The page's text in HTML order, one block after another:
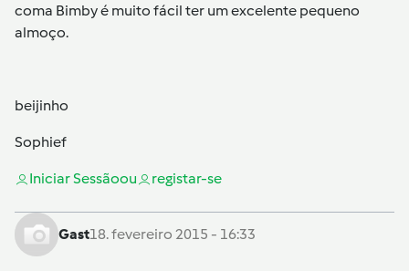
coma Bimby é muito fácil ter um excelente pequeno
almoço.
beijinho
Sophief
Iniciar Sessãoou registar-se
Gast18. fevereiro 2015 - 16:33